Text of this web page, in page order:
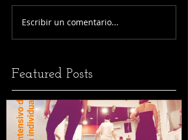
Escribir un comentario...
Featured Posts